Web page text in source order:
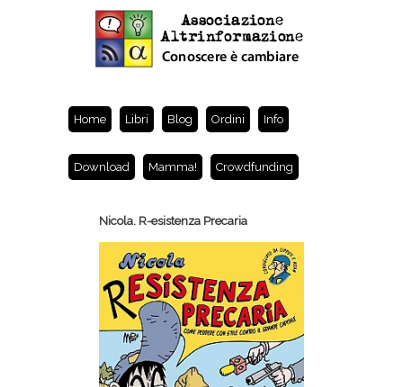
Home Libri Blog Ordini Info
Download Mamma! Crowdfunding
Nicola. R-esistenza Precaria